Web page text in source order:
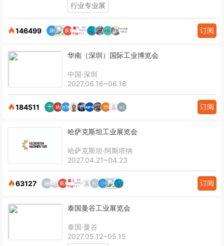
行业专业展
146499 订阅
华南（深圳）国际工业博览会
中国·深圳
2027.06.16~06.18
184511 订阅
哈萨克斯坦工业展览会
哈萨克斯坦·阿斯塔纳
2027.04.21~04.23
63127 订阅
泰国曼谷工业展览会
泰国·曼谷
2027.05.12~05.15